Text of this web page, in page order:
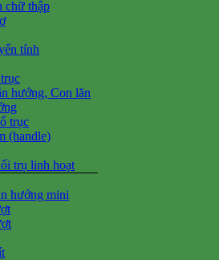
chữ thập
tính
hướng, Con lăn
trục
(handle)
trụ linh hoạt
hướng mini